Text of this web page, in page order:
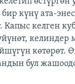
бир күнү ата-
Капыс келген
келиндер
көтөрөт.
бул